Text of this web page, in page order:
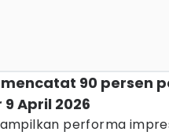
mencatat 90 persen
April 2026
performa